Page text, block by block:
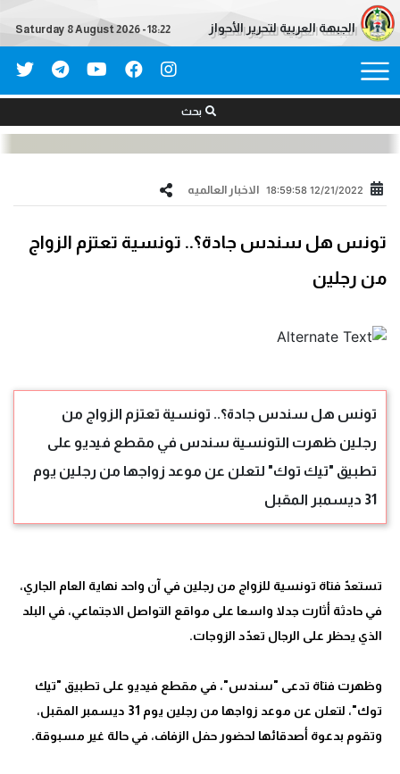
الجبهة العربية لتحرير الأحواز Saturday 8 August 2026 - 18:22
بحث
12/21/2022 18:59:58 الاخبار العالمیه
تونس هل سندس جادة؟.. تونسية تعتزم الزواج
من رجلين
تونس هل سندس جادة؟.. تونسية تعتزم الزواج من
رجلين ظهرت التونسية سندس في مقطع فيديو على
تطبيق "تيك توك" لتعلن عن موعد زواجها من رجلين يوم
31 ديسمبر المقبل
تستعدّ فتاة تونسية للزواج من رجلين في آن واحد نهاية العام الجاري،
في حادثة أثارت جدلا واسعا على مواقع التواصل الاجتماعي، في البلد
وظهرت فتاة تدعى "سندس"، في مقطع فيديو على تطبيق "تيك
توك"، لتعلن عن موعد زواجها من رجلين يوم 31 ديسمبر المقبل،